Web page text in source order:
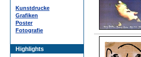
Kunstdrucke
Grafiken
Poster
Fotografie
Highlights